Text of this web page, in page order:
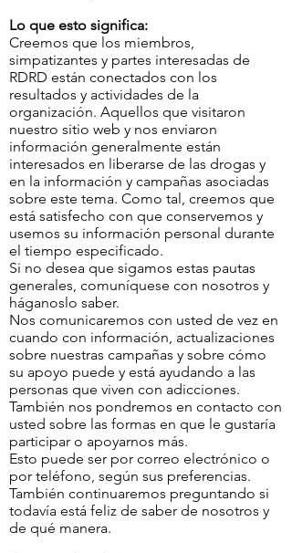
Lo que esto significa:
Creemos que los miembros,
simpatizantes y partes interesadas de
RDRD están conectados con los
resultados y actividades de la
organización. Aquellos que visitaron
nuestro sitio web y nos enviaron
información generalmente están
interesados en liberarse de las drogas y
en la información y campañas asociadas
sobre este tema. Como tal, creemos que
está satisfecho con que conservemos y
usemos su información personal durante
el tiempo especificado.
Si no desea que sigamos estas pautas
generales, comuníquese con nosotros y
háganoslo saber.
Nos comunicaremos con usted de vez en
cuando con información, actualizaciones
sobre nuestras campañas y sobre cómo
su apoyo puede y está ayudando a las
personas que viven con adicciones.
También nos pondremos en contacto con
usted sobre las formas en que le gustaría
participar o apoyarnos más.
Esto puede ser por correo electrónico o
por teléfono, según sus preferencias.
También continuaremos preguntando si
todavía está feliz de saber de nosotros y
de qué manera.